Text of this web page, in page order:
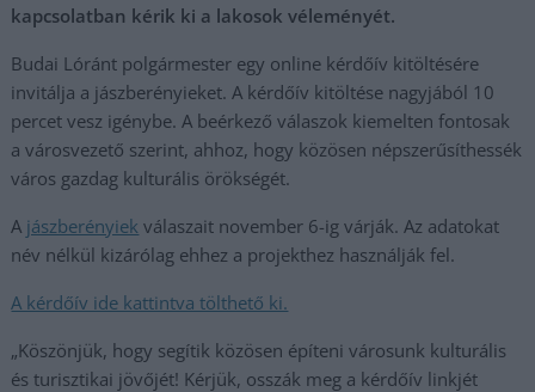
kapcsolatban kérik ki a lakosok véleményét.
Budai Lóránt polgármester egy online kérdőív kitöltésére
invitálja a jászberényieket. A kérdőív kitöltése nagyjából 10
percet vesz igénybe. A beérkező válaszok kiemelten fontosak
a városvezető szerint, ahhoz, hogy közösen népszerűsíthessék
város gazdag kulturális örökségét.
A jászberényiek válaszait november 6-ig várják. Az adatokat
név nélkül kizárólag ehhez a projekthez használják fel.
A kérdőív ide kattintva tölthető ki.
„Köszönjük, hogy segítik közösen építeni városunk kulturális
és turisztikai jövőjét! Kérjük, osszák meg a kérdőív linkjét